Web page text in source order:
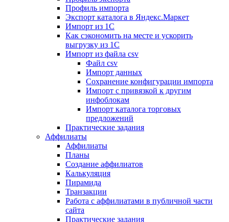
Профиль импорта
Экспорт каталога в Яндекс.Маркет
Импорт из 1С
Как сэкономить на месте и ускорить
выгрузку из 1С
Импорт из файла csv
Файл csv
Импорт данных
Сохранение конфигурации импорта
Импорт с привязкой к другим
инфоблокам
Импорт каталога торговых
предложений
Практические задания
Аффилиаты
Аффилиаты
Планы
Создание аффилиатов
Калькуляция
Пирамида
Транзакции
Работа с аффилиатами в публичной части
сайта
Практические задания